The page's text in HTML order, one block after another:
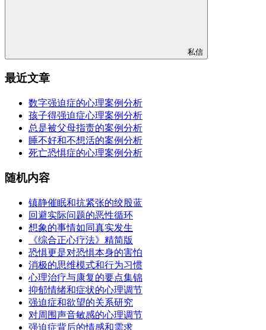
私信
最近文章
数字强迫症的心理案例分析
孩子得强迫症心理案例分析
总是被父母指责的案例分析
睡不好和不想活的案例分析
死亡恐惧症的心理案例分析
随机内容
镇静催眠和抗紧张的绞股蓝
回避实际问题的恶性循环
想象的事情如同真实发生
《综合正心疗法》精简版
恐惧更是对恐惧本身的害怕
消极的思维模式和行为习惯
心理治疗与康复的要点集锦
抑郁情绪和症状的心理调节
强迫症和欲望的关系研究
对周围声音敏感的心理调节
强迫症背后的情感和需求